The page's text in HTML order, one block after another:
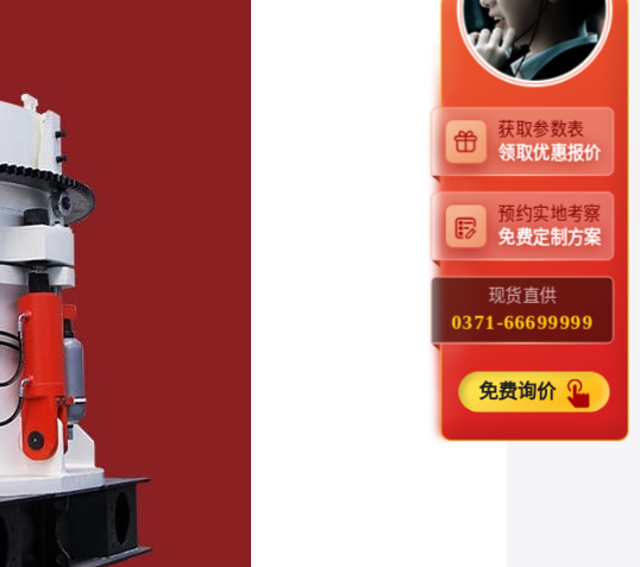
获取参数表
领取优惠报价
预约实地考察
免费定制方案
现货直供
0371-66699999
免费询价